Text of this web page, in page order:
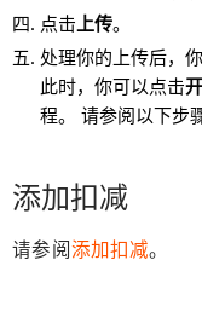
点击上传。
处理你的上传后，
此时，你可以点击
程。 请参阅以下步
添加扣减
请参阅添加扣减。